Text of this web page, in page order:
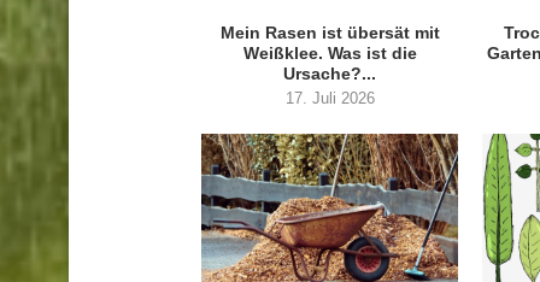
Mein Rasen ist übersät mit
Weißklee. Was ist die
Ursache?...
17. Juli 2026